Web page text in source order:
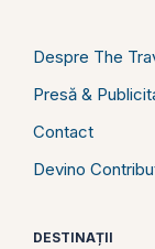
Despre The
Presă &
Contact
Devino
DESTINAȚII